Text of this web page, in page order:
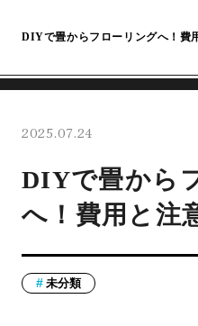
DIYで畳からフローリングへ！費
2025.07.24
DIYで畳から
へ！費用と注
未分類